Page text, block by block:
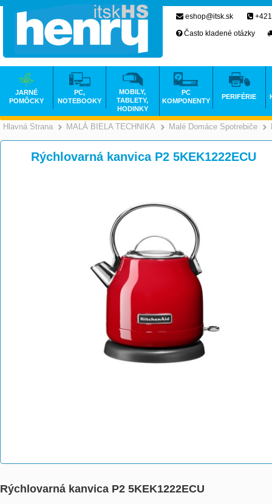
Hlavná Strana >
MALÁ BIELA TECHNIKA >
Malé Domáce Spotrebiče
Rýchlovarná kanvica P2 5KEK1222ECU
Rýchlovarná kanvica P2 5KEK1222ECU
eshop@itsk.sk
Často kladené otázky
JARNÉ
POMÔCKY
PC,
NOTEBOOKY
MOBILY,
TABLETY,
HODINKY
PC
KOMPONENTY
PERIFÉRIE